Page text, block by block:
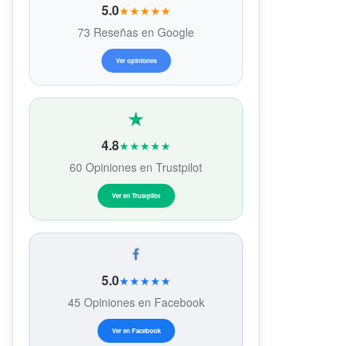
5.0★★★★★
73 Reseñas en Google
Ver opiniones
4.8★★★★★
60 Opiniones en Trustpilot
Ver en Trustpilot
5.0★★★★★
45 Opiniones en Facebook
Ver en Facebook